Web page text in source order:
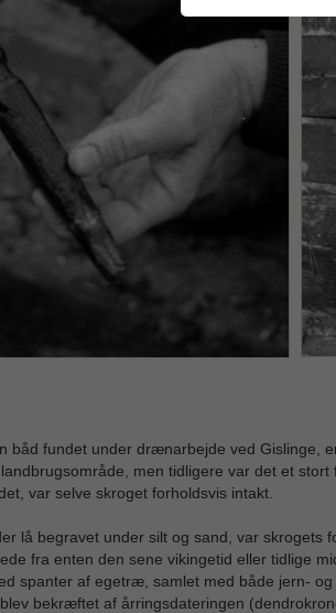
båd fundet under drænarbejde ved Gislinge,
men tidligere var det et
var selve skroget forholdsvis intakt.
lå begravet under silt og sand, var skrogets
fra enten den sene vikingetid eller tidlige
spanter af egetræ, samlet med både jern-
bekræftet af årringsdateringen